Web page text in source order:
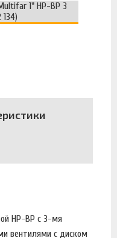
1" НР-ВР 3
НР-ВР с 3-мя
вентилями с диском